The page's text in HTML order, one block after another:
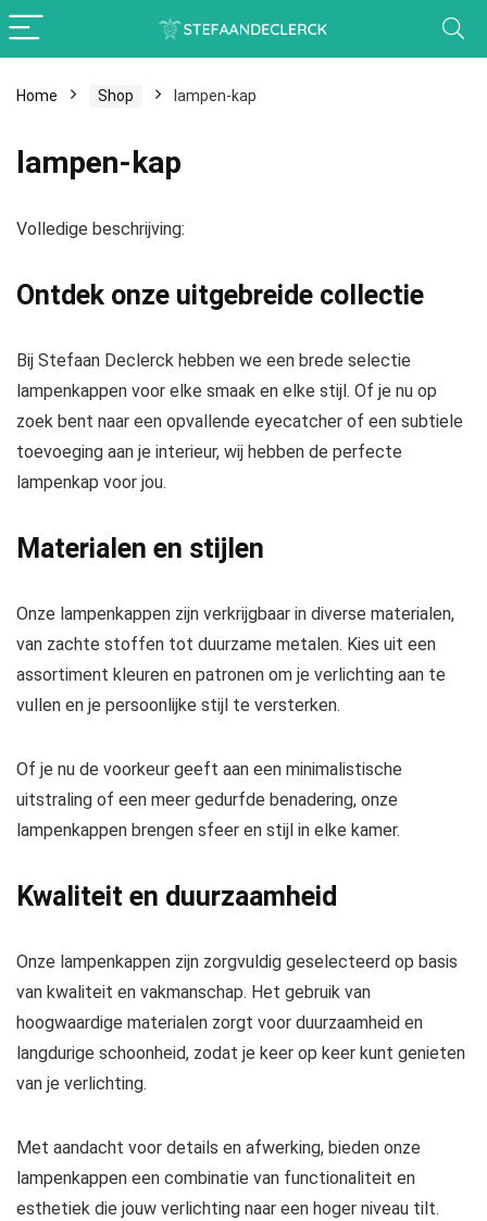
Home Shop lampen-kap
lampen-kap
Volledige beschrijving:
Ontdek onze uitgebreide collectie
Bij Stefaan Declerck hebben we een brede selectie
lampenkappen voor elke smaak en elke stijl. Of je nu op
zoek bent naar een opvallende eyecatcher of een subtiele
toevoeging aan je interieur, wij hebben de perfecte
lampenkap voor jou.
Materialen en stijlen
Onze lampenkappen zijn verkrijgbaar in diverse materialen,
van zachte stoffen tot duurzame metalen. Kies uit een
assortiment kleuren en patronen om je verlichting aan te
vullen en je persoonlijke stijl te versterken.
Of je nu de voorkeur geeft aan een minimalistische
uitstraling of een meer gedurfde benadering, onze
lampenkappen brengen sfeer en stijl in elke kamer.
Kwaliteit en duurzaamheid
Onze lampenkappen zijn zorgvuldig geselecteerd op basis
van kwaliteit en vakmanschap. Het gebruik van
hoogwaardige materialen zorgt voor duurzaamheid en
langdurige schoonheid, zodat je keer op keer kunt genieten
van je verlichting.
Met aandacht voor details en afwerking, bieden onze
lampenkappen een combinatie van functionaliteit en
esthetiek die jouw verlichting naar een hoger niveau tilt.